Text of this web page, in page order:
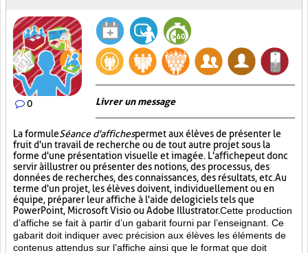
0 Livrer un message
La formuleSéance d'affichespermet aux élèves de présenter le
fruit d'un travail de recherche ou de tout autre projet sous la
forme d'une présentation visuelle et imagée. L'affichepeut donc
servir à illustrer ou présenter des notions, des processus, des
données de recherches, des connaissances, des résultats, etc. Au
terme d'un projet, les élèves doivent, individuellement ou en
équipe, préparer leur affiche à l'aide de logiciels tels que
PowerPoint, Microsoft Visio ou Adobe Illustrator.Cette production
d’affiche se fait à partir d’un gabarit fourni par l’enseignant. Ce
gabarit doit indiquer avec précision aux élèves les éléments de
contenus attendus sur l’affiche ainsi que le format que doit